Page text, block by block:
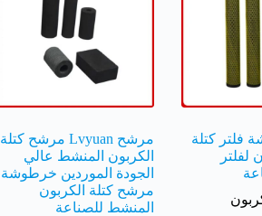
فلتر كتلة
لفلتر
مرشح Lvyuan مرشح كتلة
الكربون المنشط عالي
الجودة الموردين خرطوشة
مرشح كتلة الكربون
المنشط للصناعة